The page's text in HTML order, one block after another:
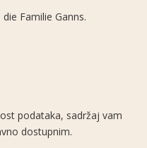
Familie Ganns.
podataka, sadržaj vam
dostupnim.